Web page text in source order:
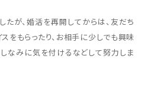
が、婚活を再開してからは、友だち
をもらったり、お相手に少しでも興味
なみに気を付けるなどして努力しま